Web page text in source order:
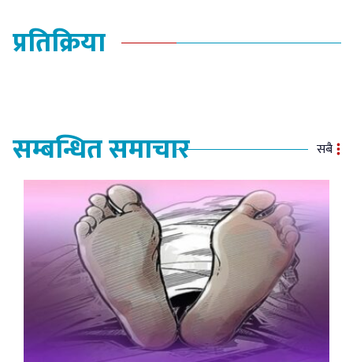
प्रतिक्रिया
सम्बन्धित समाचार सबै